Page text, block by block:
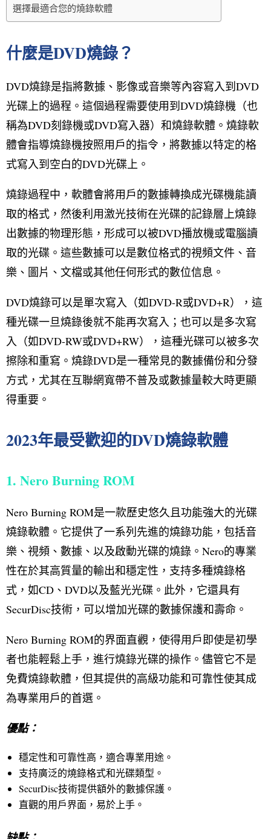
選擇最適合您的燒錄軟體
什麼是DVD燒錄？
DVD燒錄是指將數據、影像或音樂等內容寫入到DVD
光碟上的過程。這個過程需要使用到DVD燒錄機（也
稱為DVD刻錄機或DVD寫入器）和燒錄軟體。燒錄軟
體會指導燒錄機按照用戶的指令，將數據以特定的格
式寫入到空白的DVD光碟上。
燒錄過程中，軟體會將用戶的數據轉換成光碟機能讀
取的格式，然後利用激光技術在光碟的記錄層上燒錄
出數據的物理形態，形成可以被DVD播放機或電腦讀
取的光碟。這些數據可以是數位格式的視頻文件、音
樂、圖片、文檔或其他任何形式的數位信息。
DVD燒錄可以是單次寫入（如DVD-R或DVD+R），這
種光碟一旦燒錄後就不能再次寫入；也可以是多次寫
入（如DVD-RW或DVD+RW），這種光碟可以被多次
擦除和重寫。燒錄DVD是一種常見的數據備份和分發
方式，尤其在互聯網寬帶不普及或數據量較大時更顯
得重要。
2023年最受歡迎的DVD燒錄軟體
1. Nero Burning ROM
Nero Burning ROM是一款歷史悠久且功能強大的光碟
燒錄軟體。它提供了一系列先進的燒錄功能，包括音
樂、視頻、數據、以及啟動光碟的燒錄。Nero的專業
性在於其高質量的輸出和穩定性，支持多種燒錄格
式，如CD、DVD以及藍光光碟。此外，它還具有
SecurDisc技術，可以增加光碟的數據保護和壽命。
Nero Burning ROM的界面直觀，使得用戶即使是初學
者也能輕鬆上手，進行燒錄光碟的操作。儘管它不是
免費燒錄軟體，但其提供的高級功能和可靠性使其成
為專業用戶的首選。
優點：
穩定性和可靠性高，適合專業用途。
支持廣泛的燒錄格式和光碟類型。
SecurDisc技術提供額外的數據保護。
直觀的用戶界面，易於上手。